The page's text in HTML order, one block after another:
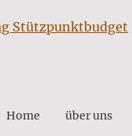
Stützpunktbudget
Home über uns